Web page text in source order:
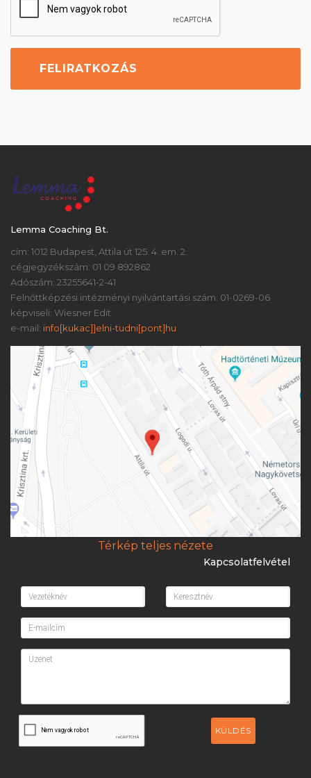
Lemma Coaching Bt.
cím: 1012 Budapest, Attila út 125. 4. em. 2.
cégjegyzékszám: 01 09 892862
Adószám: 23255641-2-41
Felnőttképzési intézményi nyilvántartási szám: 01-0269-06
képviseli: Wiesner Edit
e-mail: info[kukac]]elni-tudni[pont]hu
Térkép teljes nézete
Kapcsolatfelvétel
KÜLDÉS